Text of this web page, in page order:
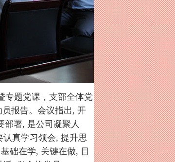
专题党课，支部全体党
报告。会议指出, 开
部署, 是公司凝聚人
真学习领会, 提升思
础在学, 关键在做, 目